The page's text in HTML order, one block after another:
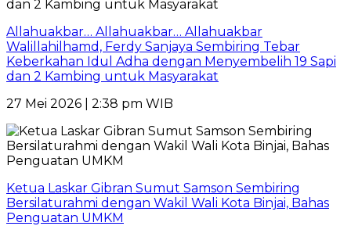
Allahuakbar… Allahuakbar… Allahuakbar
Walillahilhamd, Ferdy Sanjaya Sembiring Tebar
Keberkahan Idul Adha dengan Menyembelih 19 Sapi
dan 2 Kambing untuk Masyarakat
27 Mei 2026 | 2:38 pm WIB
Ketua Laskar Gibran Sumut Samson Sembiring
Bersilaturahmi dengan Wakil Wali Kota Binjai, Bahas
Penguatan UMKM